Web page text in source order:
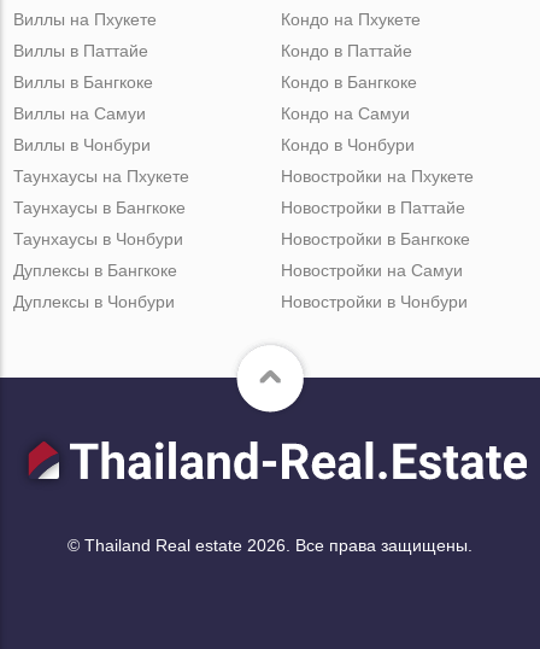
Виллы на Пхукете
Виллы в Паттайе
Виллы в Бангкоке
Виллы на Самуи
Виллы в Чонбури
Кондо на Пхукете
Кондо в Паттайе
Кондо в Бангкоке
Кондо на Самуи
Кондо в Чонбури
Таунхаусы на Пхукете
Таунхаусы в Бангкоке
Таунхаусы в Чонбури
Дуплексы в Бангкоке
Дуплексы в Чонбури
Новостройки на Пхукете
Новостройки в Паттайе
Новостройки в Бангкоке
Новостройки на Самуи
Новостройки в Чонбури
© Thailand Real estate 2026. Все права защищены.